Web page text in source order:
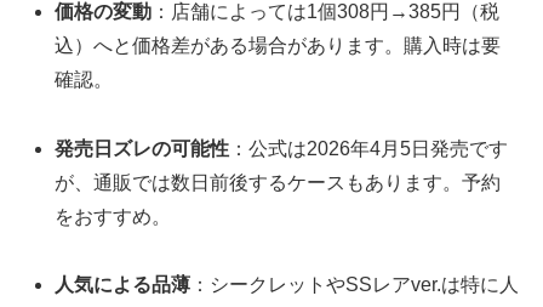
価格の変動 ：店舗によっては1個308円→385円（税
込）へと価格差がある場合があります。購入時は要
確認。
発売日ズレの可能性 ：公式は2026年4月5日発売です
が、通販では数日前後するケースもあります。予約
をおすすめ。
人気による品薄 ：シークレットやSSレアver.は特に人